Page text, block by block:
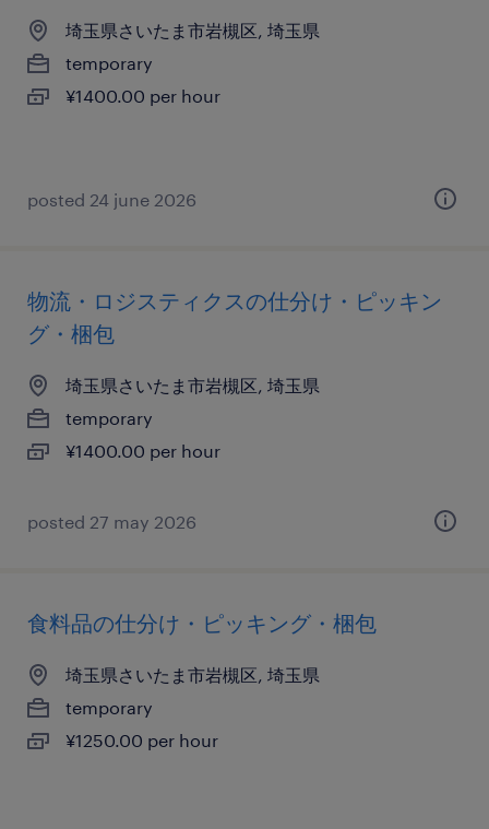
埼玉県さいたま市岩槻区, 埼玉県
temporary
¥1400.00 per hour
posted 24 june 2026
物流・ロジスティクスの仕分け・ピッキン
グ・梱包
埼玉県さいたま市岩槻区, 埼玉県
temporary
¥1400.00 per hour
posted 27 may 2026
食料品の仕分け・ピッキング・梱包
埼玉県さいたま市岩槻区, 埼玉県
temporary
¥1250.00 per hour